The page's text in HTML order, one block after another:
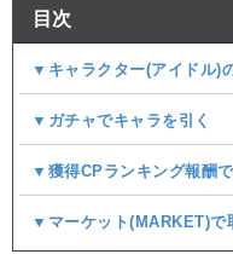
目次
▼キャラクター(アイドル)
▼ガチャでキャラを引く
▼獲得CPランキング報酬
▼マーケット(MARKET)で